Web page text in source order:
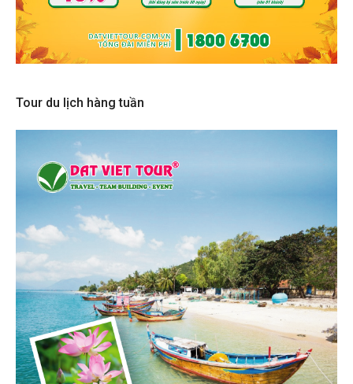
Tour du lịch hàng tuần